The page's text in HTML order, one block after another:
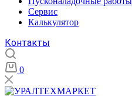
Сервис
Калькулятор
Контакты
0